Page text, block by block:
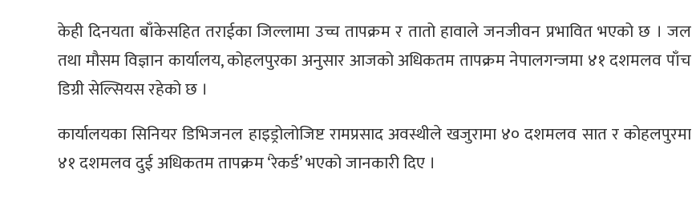
केही दिनयता बाँकेसहित तराईका जिल्लामा उच्च तापक्रम र तातो हावाले जनजीवन प्रभावित भएको छ । जल
तथा मौसम विज्ञान कार्यालय, कोहलपुरका अनुसार आजको अधिकतम तापक्रम नेपालगन्जमा ४१ दशमलव पाँच
डिग्री सेल्सियस रहेको छ ।
कार्यालयका सिनियर डिभिजनल हाइड्रोलोजिष्ट रामप्रसाद अवस्थीले खजुरामा ४० दशमलव सात र कोहलपुरमा
४१ दशमलव दुई अधिकतम तापक्रम ‘रेकर्ड’ भएको जानकारी दिए ।